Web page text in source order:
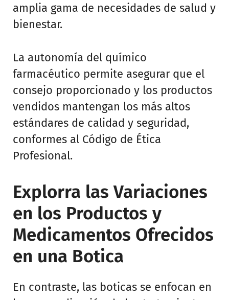
amplia gama de necesidades de salud y
bienestar.
La autonomía del químico
farmacéutico permite asegurar que el
consejo proporcionado y los productos
vendidos mantengan los más altos
estándares de calidad y seguridad,
conformes al Código de Ética
Profesional.
Explorra las Variaciones
en los Productos y
Medicamentos Ofrecidos
en una Botica
En contraste, las boticas se enfocan en